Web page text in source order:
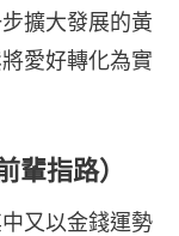
擴大發展的黃
愛好轉化為實
輩指路）
又以金錢運勢